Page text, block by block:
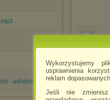
Wykorzystujemy
usprawnienia
reklam
Jeśli nie
- adiaforos.mp3